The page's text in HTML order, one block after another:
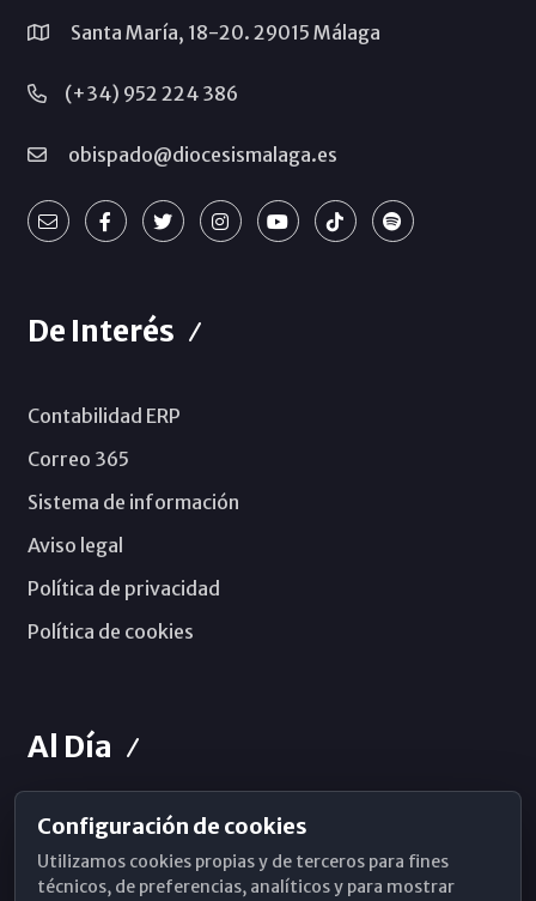
Santa María, 18-20. 29015 Málaga
(+34) 952 224 386
obispado@diocesismalaga.es
De Interés
Contabilidad ERP
Correo 365
Sistema de información
Aviso legal
Política de privacidad
Política de cookies
Al Día
Horarios de Misa
Hemeroteca
Configuración de cookies
Utilizamos cookies propias y de terceros para fines
técnicos, de preferencias, analíticos y para mostrar